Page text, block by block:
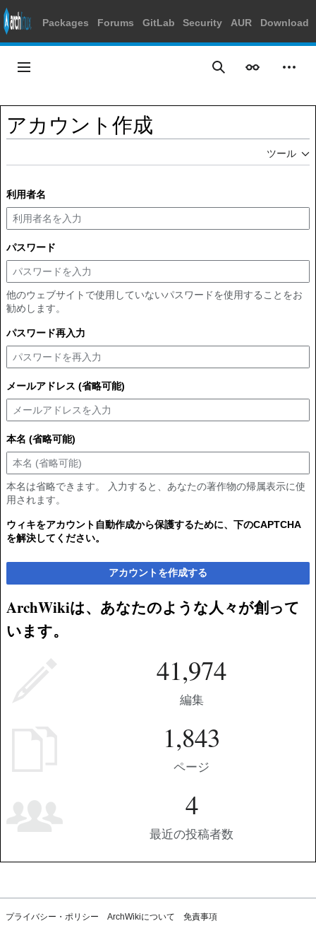
Packages Forums GitLab Security AUR Download
ス
メインメニュー 検索 表示 個人
アカウント作成
ツール
利用者名
パスワード
他のウェブサイトで使用していないパスワードを使用することをお
勧めします。
パスワード再入力
メールアドレス (省略可能)
本名 (省略可能)
本名は省略できます。 入力すると、あなたの著作物の帰属表示に使
用されます。
ウィキをアカウント自動作成から保護するために、下のCAPTCHA
を解決してください。
アカウントを作成する
ArchWikiは、あなたのような人々が創って
います。
41,974
編集
1,843
ページ
4
最近の投稿者数
プライバシー・ポリシー ArchWikiについて 免責事項